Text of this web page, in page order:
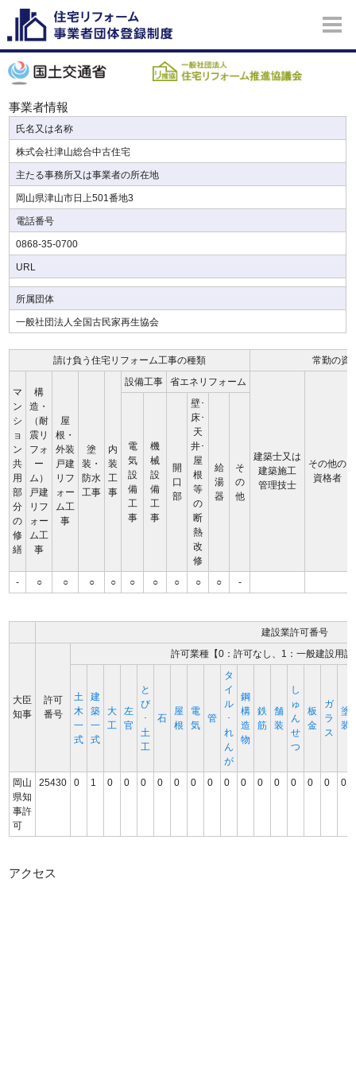
事業者情報
氏名又は名称
株式会社津山総合中古住宅
主たる事務所又は事業者の所在地
岡山県津山市日上501番地3
電話番号
0868-35-0700
URL
所属団体
一般社団法人全国古民家再生協会
請け負う住宅リフォーム工事の種類 常勤の資
マ
ン
シ
ョ
ン
共
用
部
分
の
修
繕
構
造・
（耐
震リ
フォ
ー
ム）
戸建
リフ
ォー
ム工
事
屋
根・
外装
戸建
リフ
ォー
ム工
事
塗
装・
防水
工事
内
装
工
事
設備工事 省エネリフォーム
建築士又は
建築施工
管理技士
その他の
資格者
電
気
設
備
工
事
機
械
設
備
工
事
開
口
部
壁･
床･
天
井･
屋
根
等
の
断
熱
改
修
給
湯
器
そ
の
他
- ○ ○ ○ ○ ○ ○ ○ ○ ○ -
建設業許可番号
大臣
知事
許可
番号
許可業種【0：許可なし、1：一般建設用
土
木
一
式
建
築
一
式
大
工
左
官
と
び
･
土
工
石
屋
根
電
気
管
タ
イ
ル
･
れ
ん
が
鋼
構
造
物
鉄
筋
舗
装
し
ゅ
ん
せ
つ
板
金
ガ
ラ
ス
塗
装
岡山
県知
事許
可
25430 0 1 0 0 0 0 0 0 0 0 0 0 0 0 0 0 0
アクセス